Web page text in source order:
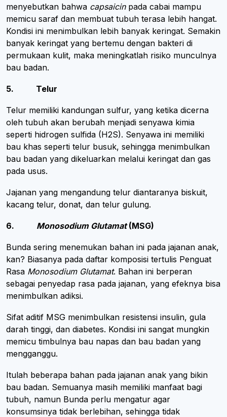
menyebutkan bahwa capsaicinpada cabai mampu
memicu saraf dan membuat tubuh terasa lebih hangat.
Kondisi ini menimbulkan lebih banyak keringat. Semakin
banyak keringat yang bertemu dengan bakteri di
permukaan kulit, maka meningkatlah risiko munculnya
bau badan.
5. Telur
Telur memiliki kandungan sulfur, yang ketika dicerna
oleh tubuh akan berubah menjadi senyawa kimia
seperti hidrogen sulfida (H2S). Senyawa ini memiliki
bau khas seperti telur busuk, sehingga menimbulkan
bau badan yang dikeluarkan melalui keringat dan gas
pada usus.
Jajanan yang mengandung telur diantaranya biskuit,
kacang telur, donat, dan telur gulung.
6. Monosodium Glutamat(MSG)
Bunda sering menemukan bahan ini pada jajanan anak,
kan? Biasanya pada daftar komposisi tertulis Penguat
Rasa Monosodium Glutamat. Bahan ini berperan
sebagai penyedap rasa pada jajanan, yang efeknya bisa
menimbulkan adiksi.
Sifat aditif MSG menimbulkan resistensi insulin, gula
darah tinggi, dan diabetes. Kondisi ini sangat mungkin
memicu timbulnya bau napas dan bau badan yang
mengganggu.
Itulah beberapa bahan pada jajanan anak yang bikin
bau badan. Semuanya masih memiliki manfaat bagi
tubuh, namun Bunda perlu mengatur agar
konsumsinya tidak berlebihan, sehingga tidak